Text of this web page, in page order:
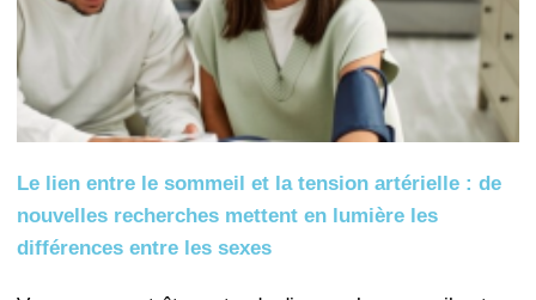
Le lien entre le sommeil et la tension artérielle : de
nouvelles recherches mettent en lumière les
différences entre les sexes